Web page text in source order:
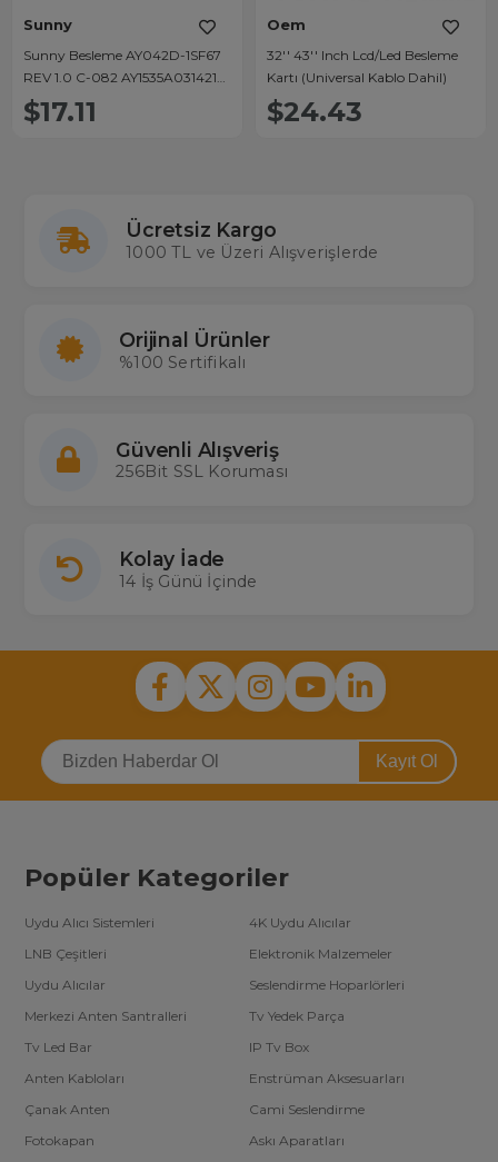
Sunny
Sunny Besleme AY042D-1SF67
REV 1.0 C-082 AY1535A031421
Universal
$17.11
Oem
32'' 43'' Inch Lcd/Led Besleme
Kartı (Universal Kablo Dahil)
$24.43
Ücretsiz Kargo
1000 TL ve Üzeri Alışverişlerde
Orijinal Ürünler
%100 Sertifikalı
Güvenli Alışveriş
256Bit SSL Koruması
Kolay İade
14 İş Günü İçinde
Kayıt Ol
Popüler Kategoriler
Uydu Alıcı Sistemleri
4K Uydu Alıcılar
LNB Çeşitleri
Elektronik Malzemeler
Uydu Alıcılar
Seslendirme Hoparlörleri
Merkezi Anten Santralleri
Tv Yedek Parça
Tv Led Bar
IP Tv Box
Anten Kabloları
Enstrüman Aksesuarları
Çanak Anten
Cami Seslendirme
Fotokapan
Askı Aparatları